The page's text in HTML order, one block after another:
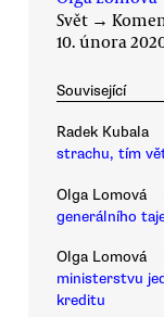
Svět →
10. února
Související
Radek Kubala
strachu, tím
Olga Lomová
generálního
Olga Lomová
ministerstvu
kreditu